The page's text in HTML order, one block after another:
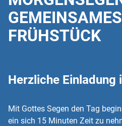
in der Liebe
bleibt in Gott
ihm." 1.
GEMEINSAMES
FRÜHSTÜCK
Herzliche Einladung
Mit Gottes Segen den Tag
ein sich 15 Minuten Zeit zu